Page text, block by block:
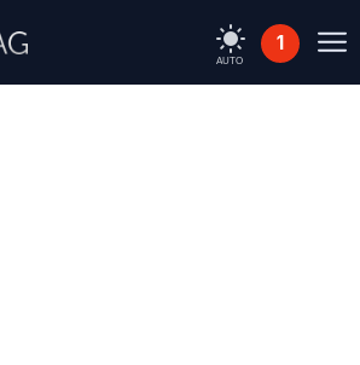
AUTO
1